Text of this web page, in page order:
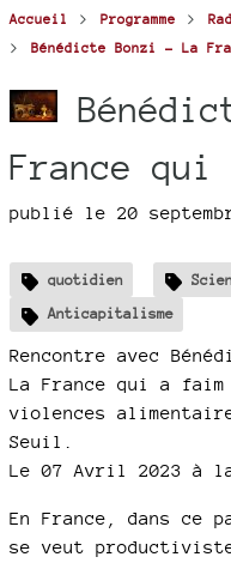
Accueil > Programme >
> Bénédicte Bonzi - La
France qui
publié le 20
quotidien
Anticapitalisme
Rencontre avec
La France qui a
violences
Seuil.
Le 07 Avril 2023 à
En France, dans ce
se veut